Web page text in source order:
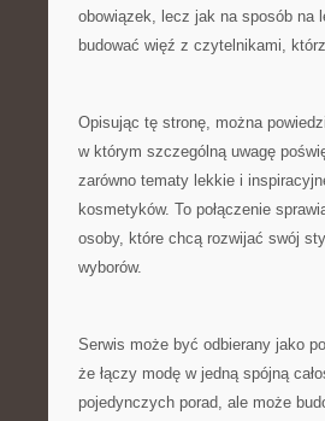
obowiązek, lecz jak na sposób na
budować więź z czytelnikami,
Opisując tę stronę, można
w którym szczególną uwagę
zarówno tematy lekkie i
kosmetyków. To połączenie
osoby, które chcą rozwijać swój
wyborów.
Serwis może być odbierany jako
że łączy modę w jedną spójną
pojedynczych porad, ale może